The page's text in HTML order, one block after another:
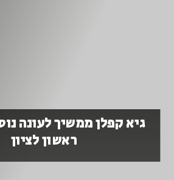
גיא קפלן ממשיך לעונה
ראשון לציון